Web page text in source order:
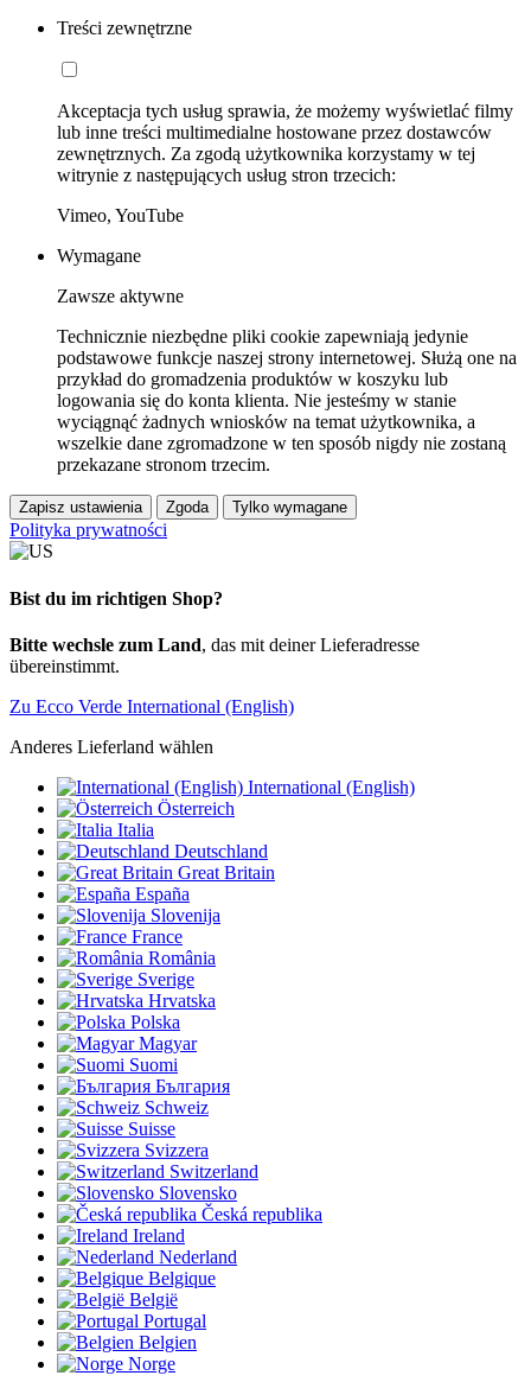
Treści zewnętrzne
Akceptacja tych usług sprawia, że możemy wyświetlać filmy
lub inne treści multimedialne hostowane przez dostawców
zewnętrznych. Za zgodą użytkownika korzystamy w tej
witrynie z następujących usług stron trzecich:
Vimeo, YouTube
Wymagane
Zawsze aktywne
Technicznie niezbędne pliki cookie zapewniają jedynie
podstawowe funkcje naszej strony internetowej. Służą one na
przykład do gromadzenia produktów w koszyku lub
logowania się do konta klienta. Nie jesteśmy w stanie
wyciągnąć żadnych wniosków na temat użytkownika, a
wszelkie dane zgromadzone w ten sposób nigdy nie zostaną
przekazane stronom trzecim.
Zapisz ustawienia Zgoda Tylko wymagane
Polityka prywatności
Bist du im richtigen Shop?
Bitte wechsle zum Land, das mit deiner Lieferadresse
übereinstimmt.
Zu Ecco Verde International (English)
Anderes Lieferland wählen
International (English)
Österreich
Italia
Deutschland
Great Britain
España
Slovenija
France
România
Sverige
Hrvatska
Polska
Magyar
Suomi
България
Schweiz
Suisse
Svizzera
Switzerland
Slovensko
Česká republika
Ireland
Nederland
Belgique
België
Portugal
Belgien
Norge